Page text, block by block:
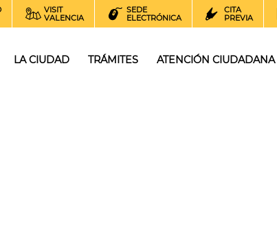
VISIT
VALENCIA
SEDE
ELECTRÓNICA
CITA
PREVIA
LA CIUDAD TRÁMITES ATENCIÓN CIUDADANA